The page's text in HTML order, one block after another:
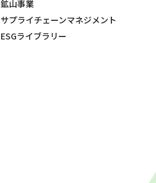
鉱山事業
サプライチェーンマネジメント
ESGライブラリー